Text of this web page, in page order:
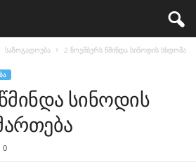
საზოგადოება
2 ნოემბერს წმინდა სინოდის სხდომა
სინოდის
0